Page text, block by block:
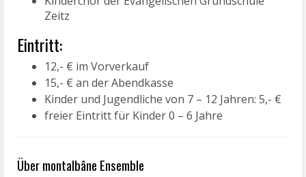
Zeitz
Eintritt:
12,- € im Vorverkauf
15,- € an der Abendkasse
Kinder und Jugendliche von 7 – 12 Jahren: 5,- €
freier Eintritt für Kinder 0 – 6 Jahre
Über montalbâne Ensemble